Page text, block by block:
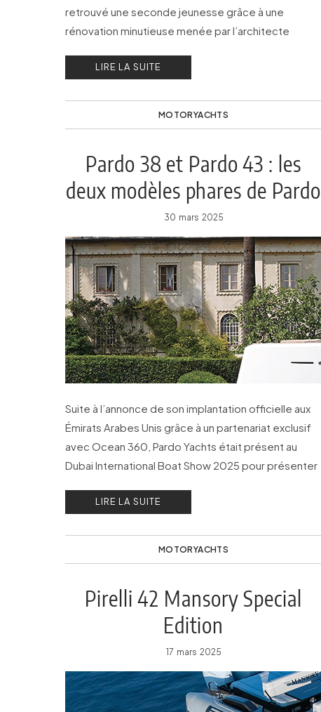
retrouvé une seconde jeunesse grâce à une
rénovation minutieuse menée par l’architecte
LIRE LA SUITE
MOTORYACHTS
Pardo 38 et Pardo 43 : les
deux modèles phares de Pardo
Yachts
30 mars 2025
Suite à l’annonce de son implantation officielle aux
Émirats Arabes Unis grâce à un partenariat exclusif
avec Ocean 360, Pardo Yachts était présent au
Dubai International Boat Show 2025 pour présenter
LIRE LA SUITE
MOTORYACHTS
Pirelli 42 Mansory Special
Edition
17 mars 2025